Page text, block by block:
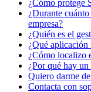
¿Cómo protege
¿Durante
empresa?
¿Quién es el
¿Qué aplicación
¿Cómo localizo
¿Por qué hay
Quiero darme
Contacta con